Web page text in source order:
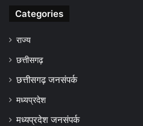
Categories
राज्य
छत्तीसगढ़
छत्तीसगढ़ जनसंपर्क
मध्यप्रदेश
मध्यप्रदेश जनसंपर्क